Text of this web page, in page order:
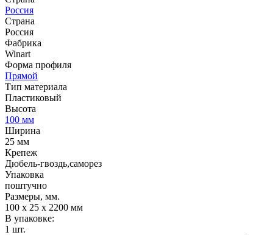
Россия
Страна
Россия
Фабрика
Winart
Форма профиля
Прямой
Тип материала
Пластиковый
Высота
100 мм
Ширина
25 мм
Крепеж
Дюбель-гвоздь,саморез
Упаковка
поштучно
Размеры, мм.
100 х 25 х 2200 мм
В упаковке:
1 шт.